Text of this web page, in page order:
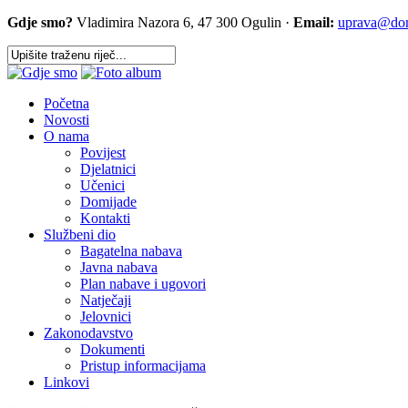
Gdje smo? Vladimira Nazora 6, 47 300 Ogulin · Email:
Početna
Novosti
O nama
Povijest
Djelatnici
Učenici
Domijade
Kontakti
Službeni dio
Bagatelna nabava
Javna nabava
Plan nabave i ugovori
Natječaji
Jelovnici
Zakonodavstvo
Dokumenti
Pristup informacijama
Linkovi